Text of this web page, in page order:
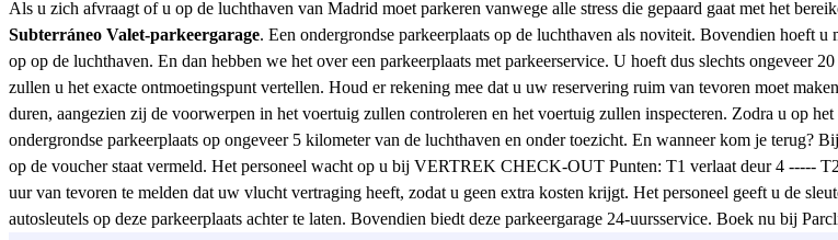
Als u zich afvraagt ​​of u op de luchthaven van Madrid moet parkeren vanwege alle stress die gepaard gaat met het
Subterráneo Valet-parkeergarage. Een ondergrondse parkeerplaats op de luchthaven als noviteit. Bovendien hoeft
op op de luchthaven. En dan hebben we het over een parkeerplaats met parkeerservice. U hoeft dus slechts
zullen u het exacte ontmoetingspunt vertellen. Houd er rekening mee dat u uw reservering ruim van tevoren moet
duren, aangezien zij de voorwerpen in het voertuig zullen controleren en het voertuig zullen inspecteren. Zodra u op
ondergrondse parkeerplaats op ongeveer 5 kilometer van de luchthaven en onder toezicht. En wanneer kom je terug?
op de voucher staat vermeld. Het personeel wacht op u bij VERTREK CHECK-OUT Punten: T1 verlaat deur 4 -----
uur van tevoren te melden dat uw vlucht vertraging heeft, zodat u geen extra kosten krijgt. Het personeel geeft u de
autosleutels op deze parkeerplaats achter te laten. Bovendien biedt deze parkeergarage 24-uursservice. Boek nu bij